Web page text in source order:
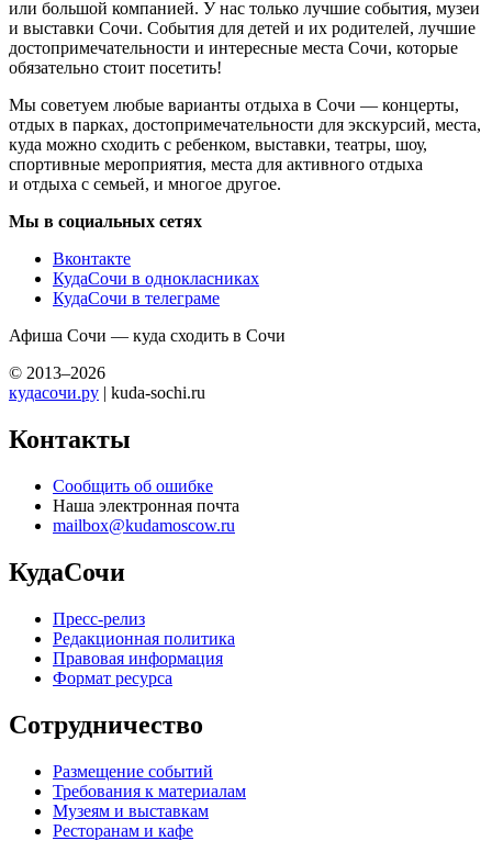
или большой компанией. У нас только лучшие события, музеи
и выставки Сочи. События для детей и их родителей, лучшие
достопримечательности и интересные места Сочи, которые
обязательно стоит посетить!
Мы советуем любые варианты отдыха в Сочи — концерты,
отдых в парках, достопримечательности для экскурсий, места,
куда можно сходить с ребенком, выставки, театры, шоу,
спортивные мероприятия, места для активного отдыха
и отдыха с семьей, и многое другое.
Мы в социальных сетях
Вконтакте
КудаСочи в однокласниках
КудаСочи в телеграме
Афиша Сочи — куда сходить в Сочи
© 2013–2026
кудасочи.ру | kuda-sochi.ru
Контакты
Сообщить об ошибке
Наша электронная почта
mailbox@kudamoscow.ru
КудаСочи
Пресс-релиз
Редакционная политика
Правовая информация
Формат ресурса
Сотрудничество
Размещение событий
Требования к материалам
Музеям и выставкам
Ресторанам и кафе